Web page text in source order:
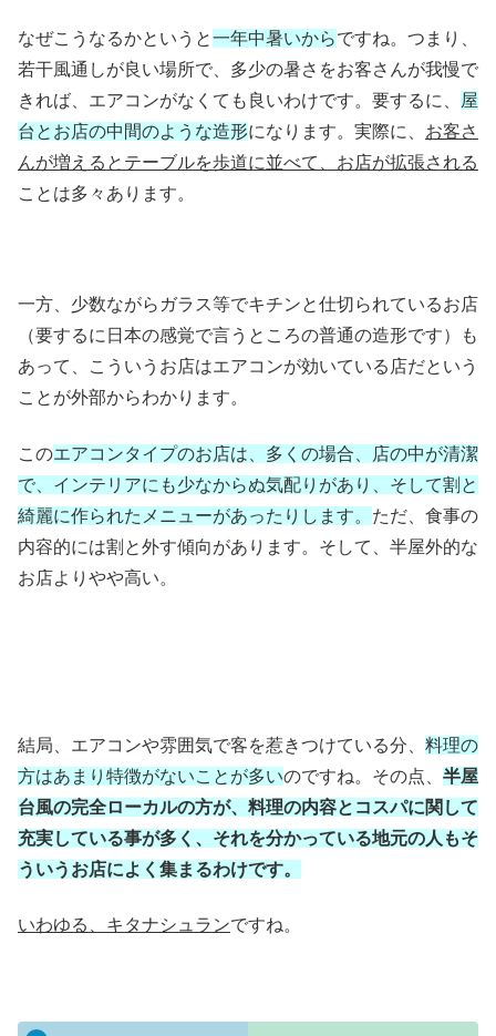
なぜこうなるかというと一年中暑いからですね。つまり、
若干風通しが良い場所で、多少の暑さをお客さんが我慢で
きれば、エアコンがなくても良いわけです。要するに、
屋
台とお店の中間のような造形になります。実際に、 お客さ
んが増えるとテーブルを歩道に並べて、お店が拡張される
ことは多々あります。
一方、少数ながらガラス等でキチンと仕切られているお店
（要するに日本の感覚で言うところの普通の造形です）も
あって、こういうお店はエアコンが効いている店だという
ことが外部からわかります。
このエアコンタイプのお店は、多くの場合、店の中が清潔
で、インテリアにも少なからぬ気配りがあり、そして割と
綺麗に作られたメニューがあったりします。 ただ、食事の
内容的には割と外す傾向があります。そして、半屋外的な
お店よりやや高い。
結局、エアコンや雰囲気で客を惹きつけている分、 料理の
方はあまり特徴がないことが多いのですね。その点、 半屋
台風の完全ローカルの方が、料理の内容とコスパに関して
充実している事が多く、それを分かっている地元の人もそ
ういうお店によく集まるわけです。
いわゆる、キタナシュランですね。